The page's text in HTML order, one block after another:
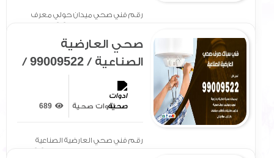
رقم فني صحي ميدان حولي معرف
لدى الجميع بتوفير سيارة[ .. ]
صحي العارضية
الصناعية / 99009522 /
فني صحي / سباك /
ادوات صحية / رقم
صحي العارضية
الصناعية
ادوات صحية
رقم فني صحي العارضية الصناعية
معرف لدى الجميع بتوفير سيارة[ .. ]